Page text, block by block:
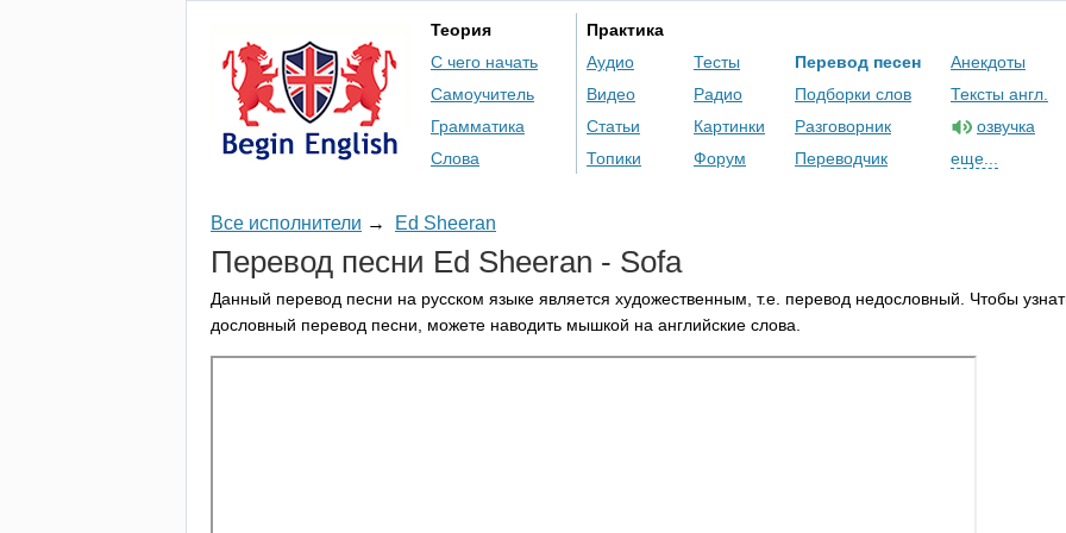
Теория
С чего начать
Самоучитель
Грамматика
Слова
Практика
Аудио
Видео
Статьи
Топики
Тесты
Радио
Картинки
Форум
Перевод песен
Подборки слов
Разговорник
Переводчик
Анекдоты
Тексты англ.
озвучка
еще...
Все исполнители → Ed Sheeran
Перевод песни Ed Sheeran - Sofa
Данный перевод песни на русском языке является художественным, т.е. перевод недословный. Чтобы
дословный перевод песни, можете наводить мышкой на английские слова.